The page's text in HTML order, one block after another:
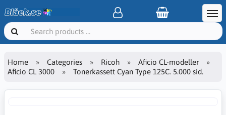
Home Categories Ricoh
Aficio CL-modeller
Aficio CL 3000
Tonerkassett Cyan Type 125C. 5.000 sid.